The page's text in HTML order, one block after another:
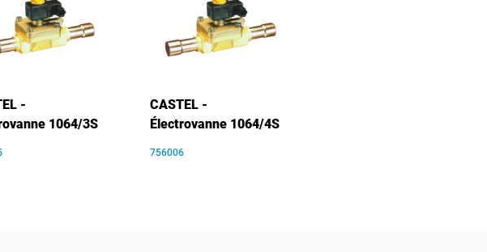
-
1064/3S
CASTEL -
Électrovanne 1064/4S
756006